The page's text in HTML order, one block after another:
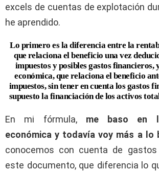
excels de cuentas de explotación
he aprendido.
Lo primero es la diferencia entre la
que relaciona el beneficio una vez
impuestos y posibles gastos
económica, que relaciona el beneficio
impuestos, sin tener en cuenta los gastos
supuesto la financiación de los activos
En mi fórmula, me baso en
económica y todavía voy más a lo
conocemos con cuenta de
este documento, que diferencia lo